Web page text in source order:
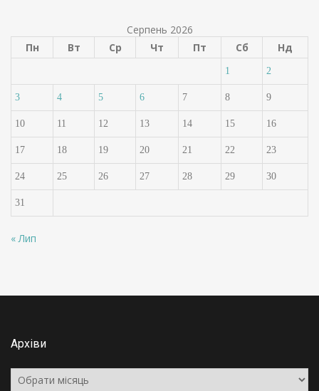
Серпень 2026
Пн
Вт Ср Чт Пт Сб Нд
1 2
3 4 5 6 7 8 9
10 11 12 13 14 15 16
17 18 19 20 21 22 23
24 25 26 27 28 29 30
31
« Лип
Архіви
Архіви